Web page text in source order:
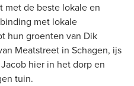
met de beste lokale en
met lokale
hun groenten van Dik
Meatstreet in Schagen, ijs
hier in het dorp en
tuin.